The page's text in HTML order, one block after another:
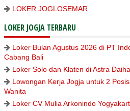
LOKER JOGLOSEMAR
LOKER JOGJA TERBARU
Loker Bulan Agustus 2026 di PT
Cabang Bali
Loker Solo dan Klaten di Astra
Lowongan Kerja Jogja untuk 2
Wanita
Loker CV Mulia Arkonindo